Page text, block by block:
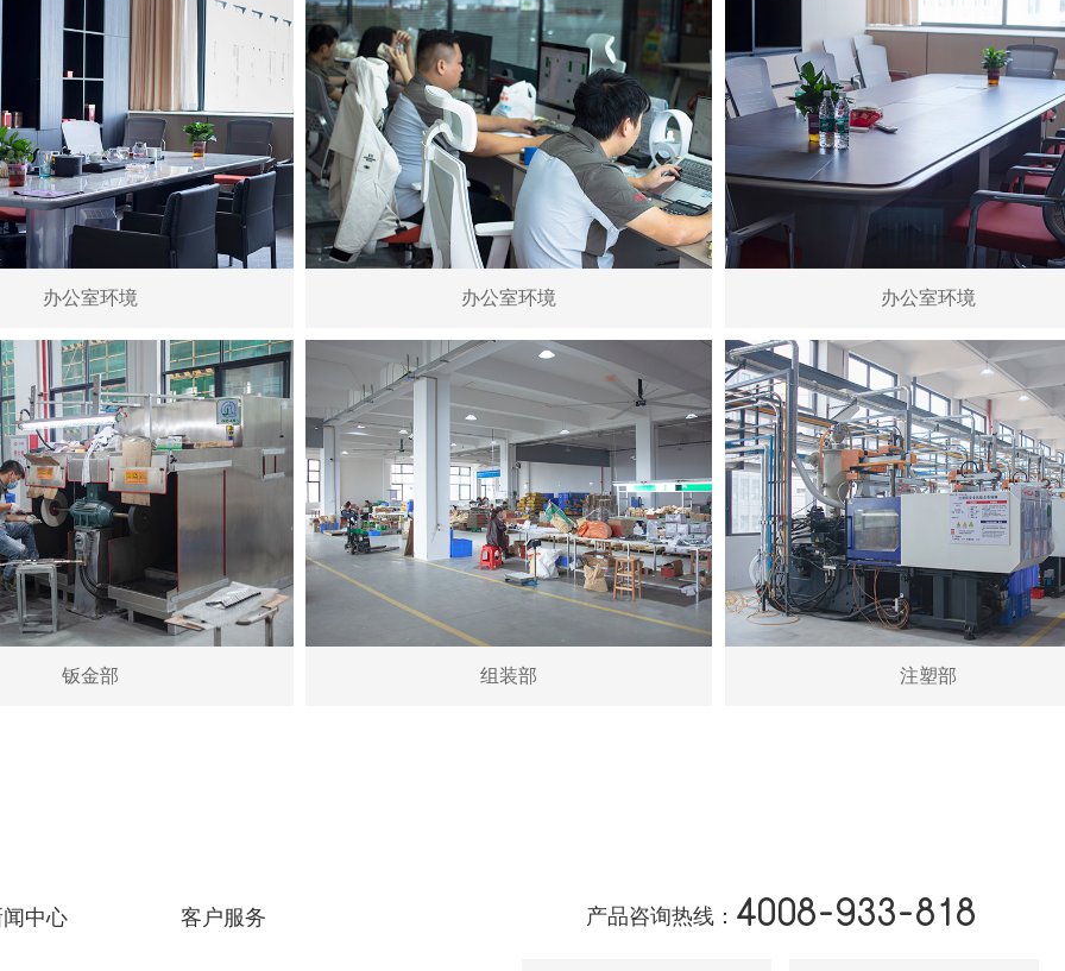
办公室环境 办公室环境 办公室环境
钣金部 组装部 注塑部
中心 客户服务 产品咨询热线： 4008-933-818